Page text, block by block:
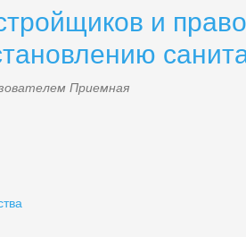
и
Приемная